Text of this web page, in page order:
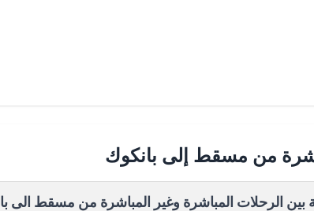
من مسقط إلى بانكوك
بين الرحلات المباشرة وغير المباشرة من مسقط الى